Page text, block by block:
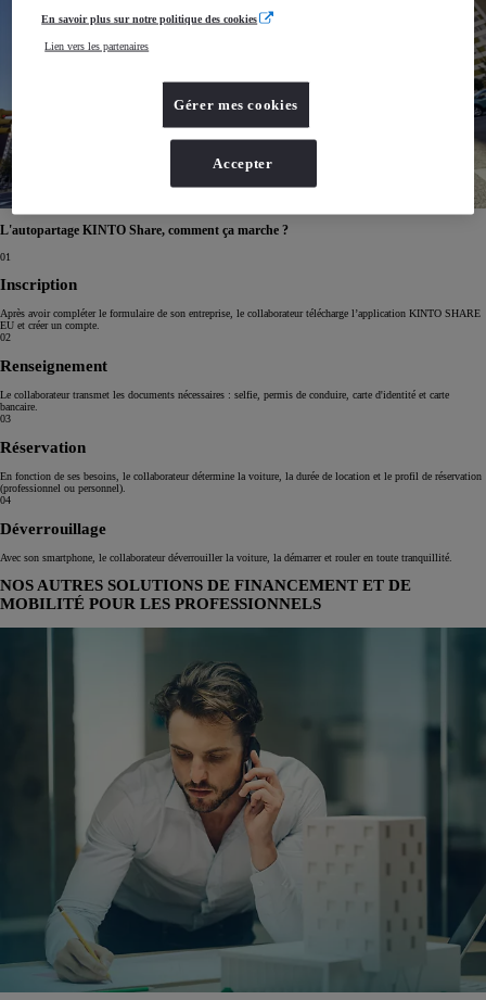
L'autopartage KINTO Share, comment ça marche ?
01
Inscription
Après avoir compléter le formulaire de son entreprise, le collaborateur télécharge l’application KINTO SHARE
EU et créer un compte.
02
Renseignement
Le collaborateur transmet les documents nécessaires : selfie, permis de conduire, carte d'identité et carte
bancaire.
03
Réservation
En fonction de ses besoins, le collaborateur détermine la voiture, la durée de location et le profil de réservation
(professionnel ou personnel).
04
Déverrouillage
Avec son smartphone, le collaborateur déverrouiller la voiture, la démarrer et rouler en toute tranquillité.
NOS AUTRES SOLUTIONS DE FINANCEMENT ET DE
MOBILITÉ POUR LES PROFESSIONNELS
En savoir plus sur notre politique des cookies
Lien vers les partenaires
Gérer mes cookies
Accepter